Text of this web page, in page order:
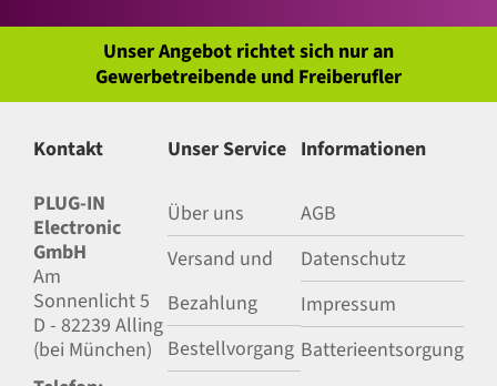
Unser Angebot richtet sich nur an
Gewerbetreibende und Freiberufler
Kontakt
PLUG-IN
Electronic
GmbH
Am
Sonnenlicht 5
D - 82239 Alling
(bei München)
Unser Service
Über uns
Versand und
Bezahlung
Bestellvorgang
Informationen
AGB
Datenschutz
Impressum
Batterieentsorgung